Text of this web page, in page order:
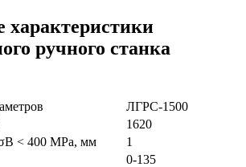
характеристики
ручного станка
ЛГРС-1500
1620
< 400 MРa, мм
1
0-135